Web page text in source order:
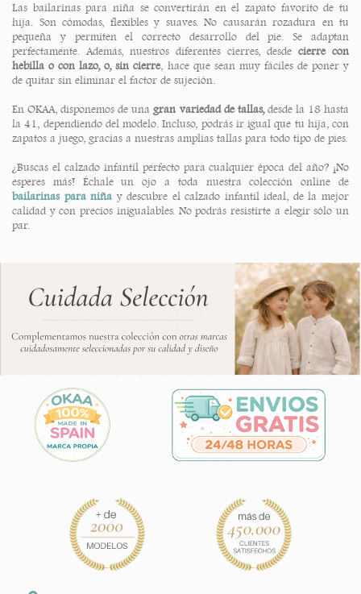
Las bailarinas para niña se convertirán en el zapato favorito de tu
hija. Son cómodas, flexibles y suaves. No causarán rozadura en tu
pequeña y permiten el correcto desarrollo del pie. Se adaptan
perfectamente. Además, nuestros diferentes cierres, desde cierre con
hebilla o con lazo, o, sin cierre, hace que sean muy fáciles de poner y
de quitar sin eliminar el factor de sujeción.
En OKAA, disponemos de unagran variedad de tallas,desde la 18 hasta
la 41, dependiendo del modelo. Incluso, podrás ir igual que tu hija, con
zapatos a juego, gracias a nuestras amplias tallas para todo tipo de pies.
¿Buscas el calzado infantil perfecto para cualquier época del año? ¡No
esperes más! Échale un ojo a toda nuestra colección online de
bailarinas para niña y descubre el calzado infantil ideal, de la mejor
calidad y con precios inigualables. No podrás resistirte a elegir sólo un
par.